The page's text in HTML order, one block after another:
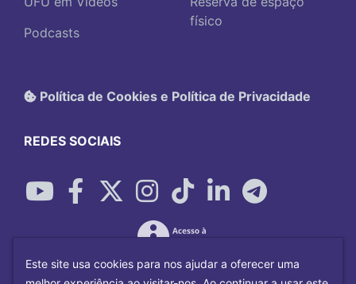
Podcasts
físico
Política de Cookies e Política de Privacidade
REDES SOCIAIS
Este site usa cookies para nos ajudar a oferecer uma